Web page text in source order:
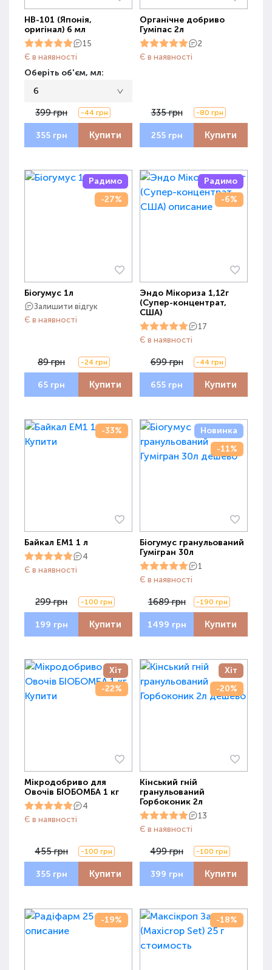
НВ-101 (Японія,
оригінал) 6 мл
15
Є в наявності
Оберіть об'єм, мл:
6
399 грн -44 грн
355 грн Купити
Органічне добриво
Гуміпас 2л
2
Є в наявності
335 грн -80 грн
255 грн Купити
Радимо
-27%
Біогумус 1л
Залишити відгук
Є в наявності
89 грн -24 грн
65 грн Купити
Радимо
-6%
Эндо Мікориза 1,12г
(Супер-концентрат,
США)
17
Є в наявності
699 грн -44 грн
655 грн Купити
-33%
Байкал ЕМ1 1 л
4
Є в наявності
299 грн -100 грн
199 грн Купити
Новинка
-11%
Біогумус гранульований
Гумігран 30л
1
Є в наявності
1689 грн -190 грн
1499 грн Купити
Хіт
-22%
Мікродобриво для
Овочів БІОБОМБА 1 кг
4
Є в наявності
455 грн -100 грн
355 грн Купити
Хіт
-20%
Кінський гній
гранульований
Горбоконик 2л
13
Є в наявності
499 грн -100 грн
399 грн Купити
-19% -18%